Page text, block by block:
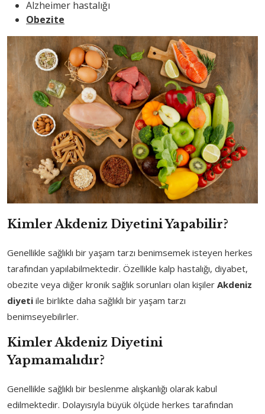
Alzheimer hastalığı
Obezite
Kimler Akdeniz Diyetini Yapabilir?
Genellikle sağlıklı bir yaşam tarzı benimsemek isteyen herkes
tarafından yapılabilmektedir. Özellikle kalp hastalığı, diyabet,
obezite veya diğer kronik sağlık sorunları olan kişiler Akdeniz
diyeti ile birlikte daha sağlıklı bir yaşam tarzı
benimseyebilirler.
Kimler Akdeniz Diyetini
Yapmamalıdır?
Genellikle sağlıklı bir beslenme alışkanlığı olarak kabul
edilmektedir. Dolayısıyla büyük ölçüde herkes tarafından